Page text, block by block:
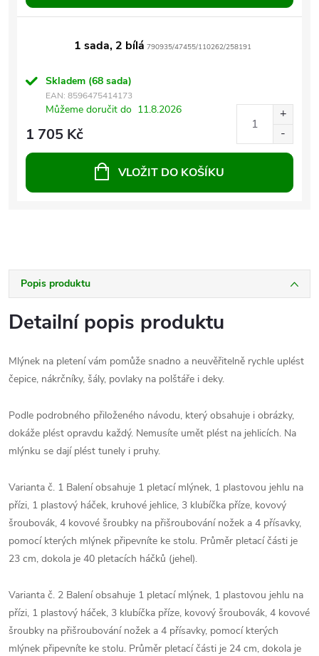
1 sada, 2 bílá 790935/47455/110262/258191
Skladem (68 sada)
EAN: 8596475414173
Můžeme doručit do 11.8.2026
1 705 Kč
VLOŽIT DO KOŠÍKU
Popis produktu
Detailní popis produktu
Mlýnek na pletení vám pomůže snadno a neuvěřitelně rychle uplést
čepice, nákrčníky, šály, povlaky na polštáře i deky.
Podle podrobného přiloženého návodu, který obsahuje i obrázky,
dokáže plést opravdu každý. Nemusíte umět plést na jehlicích. Na
mlýnku se dají plést tunely i pruhy.
Varianta č. 1 Balení obsahuje 1 pletací mlýnek, 1 plastovou jehlu na
přízi, 1 plastový háček, kruhové jehlice, 3 klubíčka příze, kovový
šroubovák, 4 kovové šroubky na přišroubování nožek a 4 přísavky,
pomocí kterých mlýnek připevníte ke stolu. Průměr pletací části je
23 cm, dokola je 40 pletacích háčků (jehel).
Varianta č. 2 Balení obsahuje 1 pletací mlýnek, 1 plastovou jehlu na
přízi, 1 plastový háček, 3 klubíčka příze, kovový šroubovák, 4 kovové
šroubky na přišroubování nožek a 4 přísavky, pomocí kterých
mlýnek připevníte ke stolu. Průměr pletací části je 24 cm, dokola je